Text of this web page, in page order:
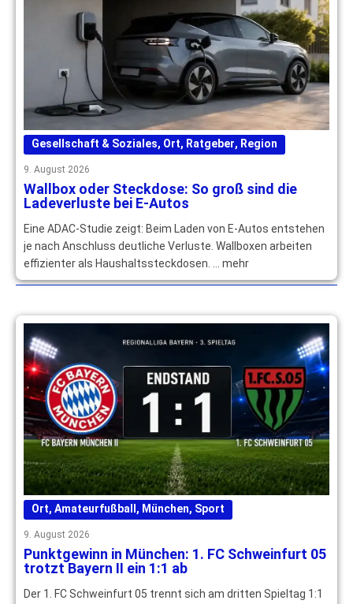
Gesellschaft & Soziales, Ort, Ratgeber, Region
9. August 2026
Wallbox oder Steckdose: So groß sind die
Ladeverluste bei E-Autos
Eine ADAC-Studie zeigt: Beim Laden von E-Autos entstehen
je nach Anschluss deutliche Verluste. Wallboxen arbeiten
effizienter als Haushaltssteckdosen. … mehr
Ort, Amateurfußball , München, Sport
9. August 2026
Punktgewinn in München: 1. FC Schweinfurt 05
trotzt Bayern II ein 1:1 ab
Der 1. FC Schweinfurt 05 trennt sich am dritten Spieltag 1:1